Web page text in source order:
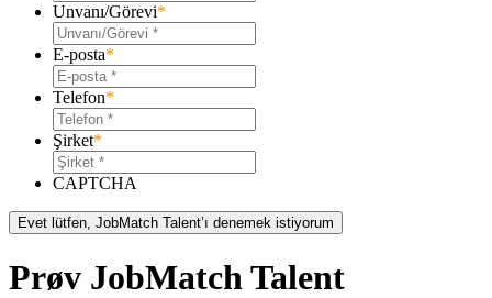
Unvanı/Görevi*
E-posta*
Telefon*
Şirket*
CAPTCHA
Prøv JobMatch Talent